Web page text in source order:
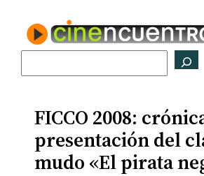
contenido
FICCO 2008:
presentación del
mudo «El pirata